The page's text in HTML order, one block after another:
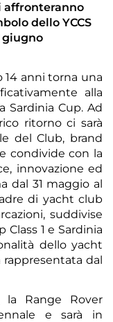
affronteranno
dello YCCS
giugno
14 anni torna una
alla
Sardinia Cup. Ad
ritorno ci sarà
del Club, brand
condivide con la
innovazione ed
dal 31 maggio al
di yacht club
suddivise
1 e Sardinia
dello yacht
rappresentata dal
la Range Rover
e sarà in